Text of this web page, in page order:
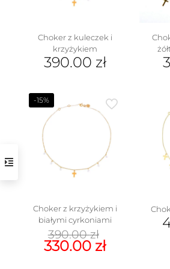
Choker z kuleczek i
krzyżykiem
390.00 zł
-15%
Choker z krzyżykiem i
białymi cyrkoniami
390.00zł
cena
wynosiła:
330.00 złAktualna